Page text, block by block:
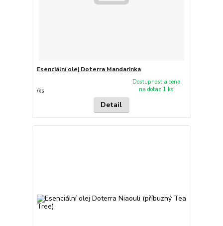
Esenciální olej Doterra Mandarinka
/ks
Dostupnost a cena
na dotaz 1 ks
Detail